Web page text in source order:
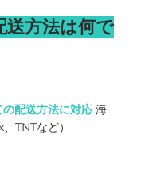
送方法は何で
配送方法に対応 海
TNTなど）